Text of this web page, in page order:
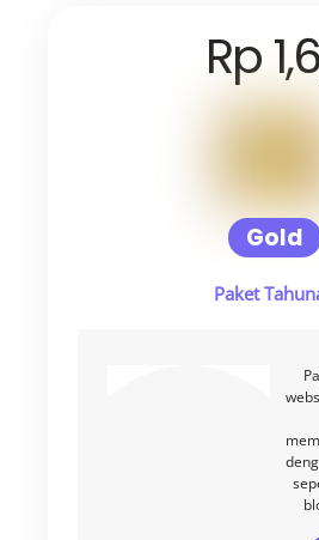
Rp
Gold
Paket